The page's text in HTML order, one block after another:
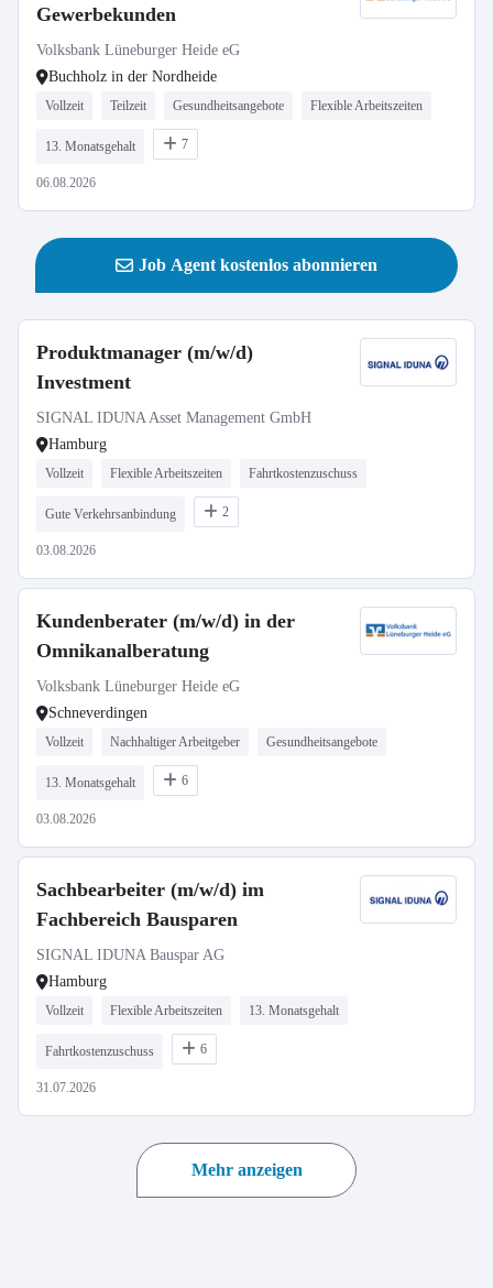
Gewerbekunden
Volksbank Lüneburger Heide eG
Buchholz in der Nordheide
Vollzeit Teilzeit Gesundheitsangebote Flexible Arbeitszeiten
13. Monatsgehalt 7
06.08.2026
Job Agent kostenlos abonnieren
Produktmanager (m/w/d)
Investment
SIGNAL IDUNA Asset Management GmbH
Hamburg
Vollzeit Flexible Arbeitszeiten Fahrtkostenzuschuss
Gute Verkehrsanbindung 2
03.08.2026
Kundenberater (m/w/d) in der
Omnikanalberatung
Volksbank Lüneburger Heide eG
Schneverdingen
Vollzeit Nachhaltiger Arbeitgeber Gesundheitsangebote
13. Monatsgehalt 6
03.08.2026
Sachbearbeiter (m/w/d) im
Fachbereich Bausparen
SIGNAL IDUNA Bauspar AG
Hamburg
Vollzeit Flexible Arbeitszeiten 13. Monatsgehalt
Fahrtkostenzuschuss 6
31.07.2026
Mehr anzeigen